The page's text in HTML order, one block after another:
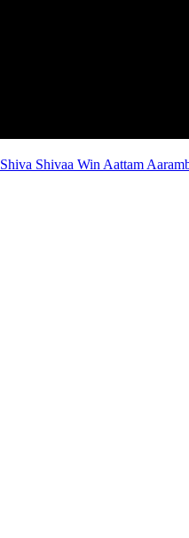
Shiva Shivaa Win Aattam